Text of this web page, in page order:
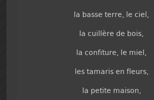
la basse terre, le ciel,
la cuillère de bois,
la confiture, le miel,
les tamaris en fleurs,
la petite maison,